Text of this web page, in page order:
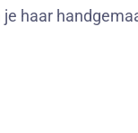
haar